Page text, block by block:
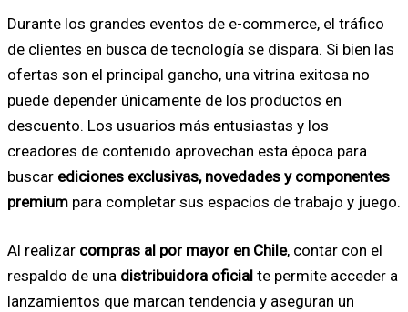
Durante los grandes eventos de e-commerce, el tráfico
de clientes en busca de tecnología se dispara. Si bien las
ofertas son el principal gancho, una vitrina exitosa no
puede depender únicamente de los productos en
descuento. Los usuarios más entusiastas y los
creadores de contenido aprovechan esta época para
buscar ediciones exclusivas, novedades y componentes
premium para completar sus espacios de trabajo y juego.
Al realizar compras al por mayor en Chile, contar con el
respaldo de una distribuidora oficial te permite acceder a
lanzamientos que marcan tendencia y aseguran un